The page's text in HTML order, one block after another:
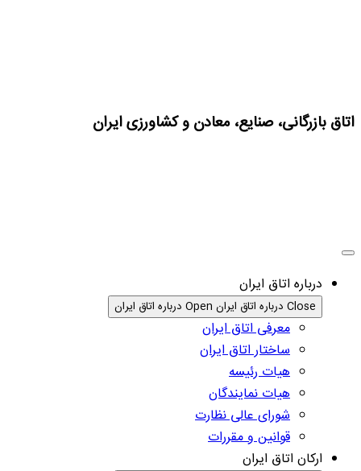
اتاق بازرگانی، صنایع، معادن و کشاورزی ایران
درباره اتاق ایران
Close درباره اتاق ایران Open درباره اتاق ایران
معرفی اتاق ایران
ساختار اتاق ایران
هیات رئیسه
هیات نمایندگان
شورای عالی نظارت
قوانین و مقررات
ارکان اتاق ایران